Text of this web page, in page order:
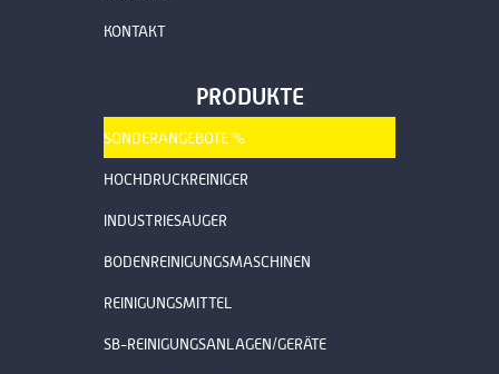
KONTAKT
PRODUKTE
SONDERANGEBOTE %
HOCHDRUCKREINIGER
INDUSTRIESAUGER
BODENREINIGUNGSMASCHINEN
REINIGUNGSMITTEL
SB-REINIGUNGSANLAGEN/GERÄTE